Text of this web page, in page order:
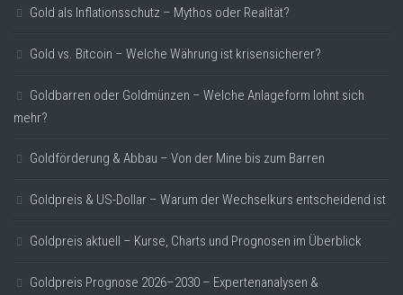
Gold als Inflationsschutz – Mythos oder Realität?
Gold vs. Bitcoin – Welche Währung ist krisensicherer?
Goldbarren oder Goldmünzen – Welche Anlageform lohnt sich
mehr?
Goldförderung & Abbau – Von der Mine bis zum Barren
Goldpreis & US-Dollar – Warum der Wechselkurs entscheidend ist
Goldpreis aktuell – Kurse, Charts und Prognosen im Überblick
Goldpreis Prognose 2026–2030 – Expertenanalysen &